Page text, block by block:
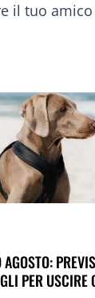
il tuo
AGOSTO:
PER USCIRE